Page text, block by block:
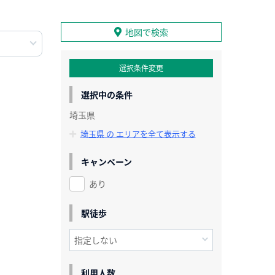
地図で検索
選択条件変更
選択中の条件
埼玉県
埼玉県 の エリアを全て表示する
キャンペーン
あり
駅徒歩
利用人数